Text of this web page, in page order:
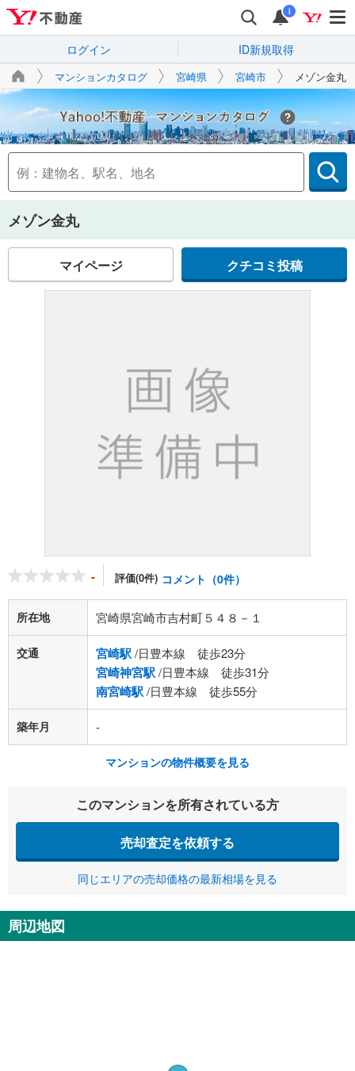
i
ログイン ID新規取得
マンションカタログ 宮崎県 宮崎市 メゾン金丸
Yahoo!不動産
メゾン金丸
マイページ クチコミ投稿
- 評価(0件) コメント（0件）
所在地 宮崎県宮崎市吉村町５４８－１
交通 宮崎駅/日豊本線 徒歩23分
宮崎神宮駅/日豊本線 徒歩31分
南宮崎駅/日豊本線 徒歩55分
築年月 -
マンションの物件概要を見る
このマンションを所有されている方
売却査定を依頼する
同じエリアの売却価格の最新相場を見る
周辺地図